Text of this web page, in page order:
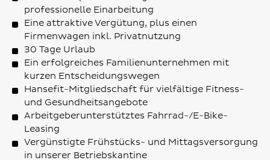
professionelle Einarbeitung
Eine attraktive Vergütung, plus einen
Firmenwagen inkl. Privatnutzung
30 Tage Urlaub
Ein erfolgreiches Familienunternehmen mit
kurzen Entscheidungswegen
Hansefit-Mitgliedschaft für vielfältige Fitness-
und Gesundheitsangebote
Arbeitgeberunterstütztes Fahrrad-/E-Bike-
Leasing
Vergünstigte Frühstücks- und Mittagsversorgung
in unserer Betriebskantine